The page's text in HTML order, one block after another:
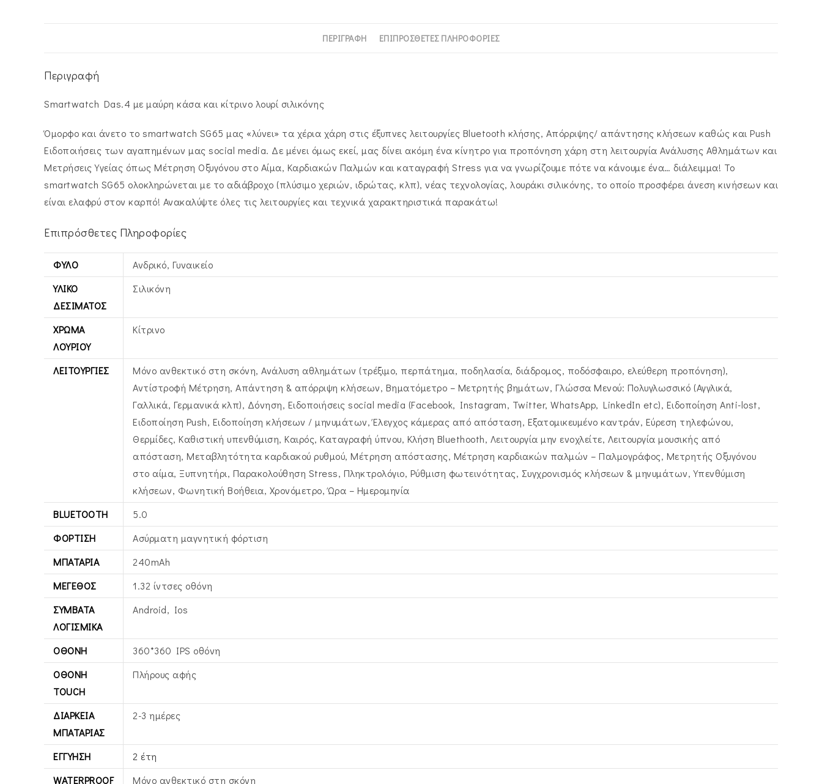
ΠΕΡΙΓΡΑΦΉ ΕΠΙΠΡΌΣΘΕΤΕΣ ΠΛΗΡΟΦΟΡΊΕΣ
Περιγραφή
Smartwatch Das.4 με μαύρη κάσα και κίτρινο λουρί σιλικόνης
Όμορφο και άνετο το smartwatch SG65 μας «λύνει» τα χέρια χάρη στις έξυπνες λειτουργίες Bluetooth κλήσης, Απόρριψης/ απάντησης κλήσεων καθώς και Push
Ειδοποιήσεις των αγαπημένων μας social media. Δε μένει όμως εκεί, μας δίνει ακόμη ένα κίνητρο για προπόνηση χάρη στη λειτουργία Ανάλυσης Αθλημάτων και
Μετρήσεις Υγείας όπως Μέτρηση Οξυγόνου στο Αίμα, Καρδιακών Παλμών και καταγραφή Stress για να γνωρίζουμε πότε να κάνουμε ένα… διάλειμμα! Το
smartwatch SG65 ολοκληρώνεται με το αδιάβροχο (πλύσιμο χεριών, ιδρώτας, κλπ), νέας τεχνολογίας, λουράκι σιλικόνης, το οποίο προσφέρει άνεση κινήσεων και
είναι ελαφρύ στον καρπό! Ανακαλύψτε όλες τις λειτουργίες και τεχνικά χαρακτηριστικά παρακάτω!
Επιπρόσθετες Πληροφορίες
ΦΎΛΟ
Ανδρικό, Γυναικείο
ΥΛΙΚΌ
ΔΕΣΊΜΑΤΟΣ
Σιλικόνη
ΧΡΏΜΑ
ΛΟΥΡΙΟΎ
Κίτρινο
ΛΕΙΤΟΥΡΓΊΕΣ
Μόνο ανθεκτικό στη σκόνη, Ανάλυση αθλημάτων (τρέξιμο, περπάτημα, ποδηλασία, διάδρομος, ποδόσφαιρο, ελεύθερη προπόνηση),
Αντίστροφή Μέτρηση, Απάντηση & απόρριψη κλήσεων, Βηματόμετρο – Μετρητής βημάτων, Γλώσσα Μενού: Πολυγλωσσικό (Αγγλικά,
Γαλλικά, Γερμανικά κλπ), Δόνηση, Ειδοποιήσεις social media (Facebook, Instagram, Twitter, WhatsApp, LinkedIn etc), Ειδοποίηση Anti-lost,
Ειδοποίηση Push, Ειδοποίηση κλήσεων / μηνυμάτων, Έλεγχος κάμερας από απόσταση, Εξατομικευμένο καντράν, Εύρεση τηλεφώνου,
Θερμίδες, Καθιστική υπενθύμιση, Καιρός, Καταγραφή ύπνου, Κλήση Bluethooth, Λειτουργία μην ενοχλείτε, Λειτουργία μουσικής από
απόσταση, Μεταβλητότητα καρδιακού ρυθμού, Μέτρηση απόστασης, Μέτρηση καρδιακών παλμών – Παλμογράφος, Μετρητής Οξυγόνου
στο αίμα, Ξυπνητήρι, Παρακολούθηση Stress, Πληκτρολόγιο, Ρύθμιση φωτεινότητας, Συγχρονισμός κλήσεων & μηνυμάτων, Υπενθύμιση
κλήσεων, Φωνητική Βοήθεια, Χρονόμετρο, Ώρα – Ημερομηνία
BLUETOOTH
5.0
ΦΌΡΤΙΣΗ
Ασύρματη μαγνητική φόρτιση
ΜΠΑΤΑΡΊΑ
240mAh
ΜΈΓΕΘΟΣ
1.32 ίντσες οθόνη
ΣΥΜΒΑΤΆ
ΛΟΓΙΣΜΙΚΆ
Android, Ios
ΟΘΌΝΗ
360*360 IPS οθόνη
ΟΘΌΝΗ
TOUCH
Πλήρους αφής
ΔΙΆΡΚΕΙΑ
ΜΠΑΤΑΡΊΑΣ
2-3 ημέρες
ΕΓΓΎΗΣΗ
2 έτη
WATERPROOF
Μόνο ανθεκτικό στη σκόνη